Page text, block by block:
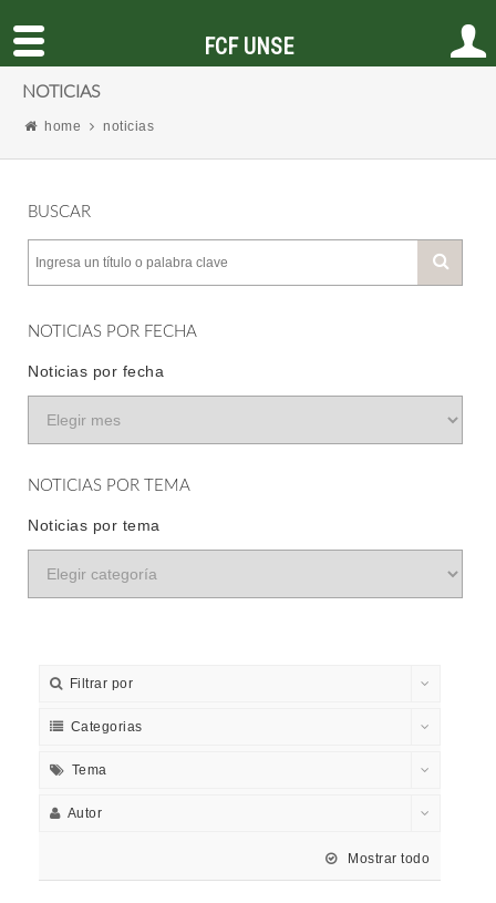
NOTICIAS
home noticias
BUSCAR
NOTICIAS POR FECHA
Noticias por fecha
NOTICIAS POR TEMA
Noticias por tema
Filtrar por
Categorias
Tema
Autor
Mostrar todo
FCF UNSE